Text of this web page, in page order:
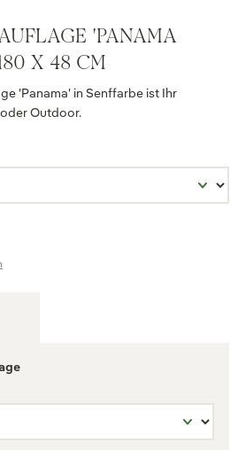
'PANAMA
X 48 CM
'Panama' in Senffarbe ist Ihr
Outdoor.